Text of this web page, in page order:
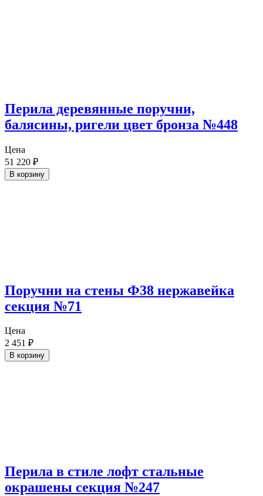
Перила деревянные поручни,
балясины, ригели цвет бронза №448
Цена
51 220 ₽
В корзину
Поручни на стены Ф38 нержавейка
секция №71
Цена
2 451 ₽
В корзину
Перила в стиле лофт стальные
окрашены секция №247